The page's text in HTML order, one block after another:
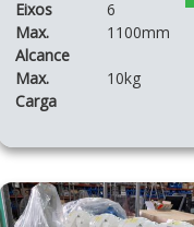
Eixos
6
Max.
Alcance
1100mm
Max.
Carga
10kg